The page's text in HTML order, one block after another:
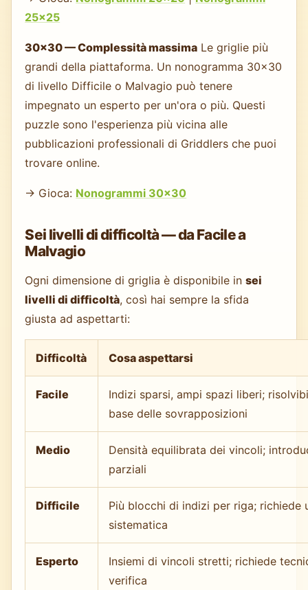
25×25
30×30 — Complessità massima Le griglie più
grandi della piattaforma. Un nonogramma 30×30
di livello Difficile o Malvagio può tenere
impegnato un esperto per un'ora o più. Questi
puzzle sono l'esperienza più vicina alle
pubblicazioni professionali di Griddlers che puoi
trovare online.
→ Gioca: Nonogrammi 30×30
Sei livelli di difficoltà — da Facile a
Malvagio
Ogni dimensione di griglia è disponibile insei
livelli di difficoltà, così hai sempre la sfida
giusta ad aspettarti:
Difficoltà Cosa aspettarsi
Facile
Indizi sparsi, ampi spazi liberi;
base delle sovrapposizioni
Medio
Densità equilibrata dei vincoli;
parziali
Difficile
Più blocchi di indizi per riga; richiede
sistematica
Esperto
Insiemi di vincoli stretti; richiede
verifica